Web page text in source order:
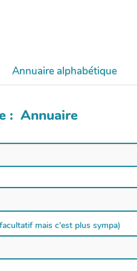
Annuaire alphabétique
: Annuaire
mais c'est plus sympa)